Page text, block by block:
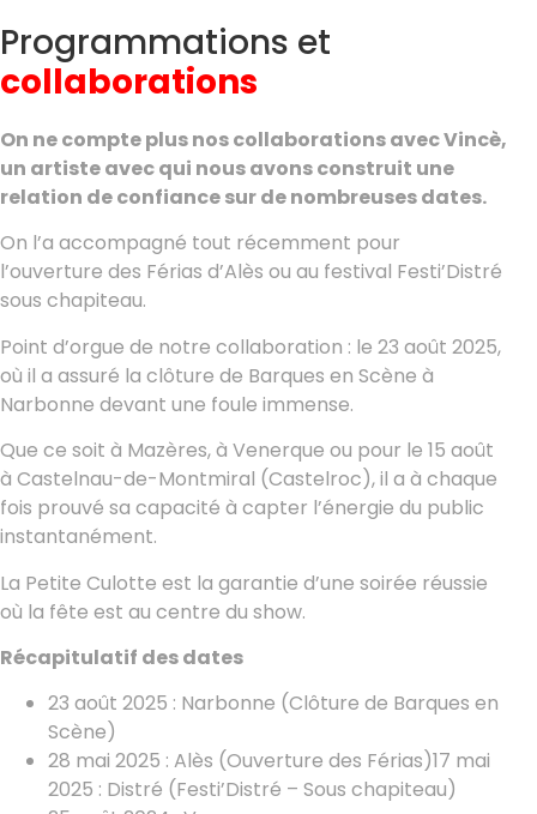
Programmations et
collaborations
On ne compte plus nos collaborations avec Vincè,
un artiste avec qui nous avons construit une
relation de confiance sur de nombreuses dates.
On l’a accompagné tout récemment pour
l’ouverture des Férias d’Alès ou au festival Festi’Distré
sous chapiteau.
Point d’orgue de notre collaboration : le 23 août 2025,
où il a assuré la clôture de Barques en Scène à
Narbonne devant une foule immense.
Que ce soit à Mazères, à Venerque ou pour le 15 août
à Castelnau-de-Montmiral (Castelroc), il a à chaque
fois prouvé sa capacité à capter l’énergie du public
instantanément.
La Petite Culotte est la garantie d’une soirée réussie
où la fête est au centre du show.
Récapitulatif des dates
23 août 2025 : Narbonne (Clôture de Barques en
Scène)
28 mai 2025 : Alès (Ouverture des Férias)17 mai
2025 : Distré (Festi’Distré – Sous chapiteau)